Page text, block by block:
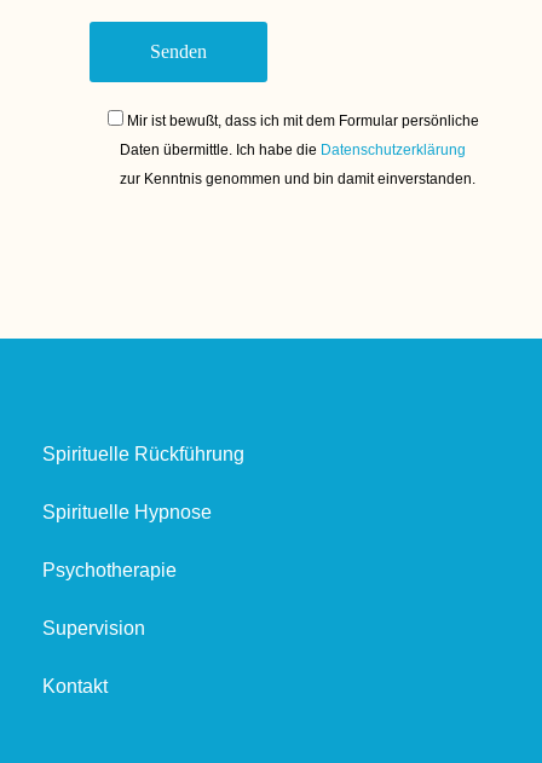
Mir ist bewußt, dass ich mit dem Formular persönliche
Daten übermittle. Ich habe die Datenschutzerklärung
zur Kenntnis genommen und bin damit einverstanden.
Spirituelle Rückführung
Spirituelle Hypnose
Psychotherapie
Supervision
Kontakt